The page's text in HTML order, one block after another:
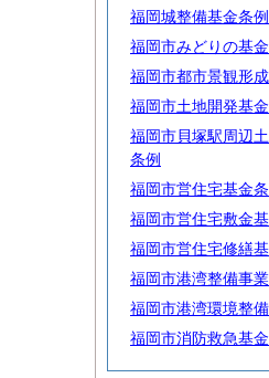
福岡城整備基金条例
福岡市みどりの基
福岡市都市景観形
福岡市土地開発基
福岡市貝塚駅周辺
条例
福岡市営住宅基金
福岡市営住宅敷金
福岡市営住宅修繕
福岡市港湾整備事
福岡市港湾環境整
福岡市消防救急基